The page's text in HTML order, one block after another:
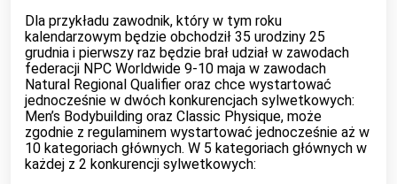
Dla przykładu zawodnik, który w tym roku
kalendarzowym będzie obchodził 35 urodziny 25
grudnia i pierwszy raz będzie brał udział w zawodach
federacji NPC Worldwide 9-10 maja w zawodach
Natural Regional Qualifier oraz chce wystartować
jednocześnie w dwóch konkurencjach sylwetkowych:
Men’s Bodybuilding oraz Classic Physique, może
zgodnie z regulaminem wystartować jednocześnie aż w
10 kategoriach głównych. W 5 kategoriach głównych w
każdej z 2 konkurencji sylwetkowych: